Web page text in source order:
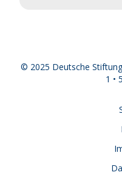
© 2025 Deutsche
1 •